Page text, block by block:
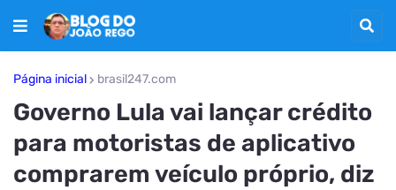
Página inicial brasil247.com
Governo Lula vai lançar crédito
para motoristas de aplicativo
comprarem veículo próprio, diz